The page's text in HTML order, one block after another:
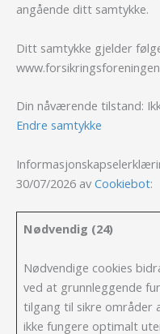
angående ditt samtykke.
Ditt samtykke gjelder
Din nåværende tilstand:
Endre samtykke
30/07/2026 av Cookiebot:
Nødvendig (24)
Nødvendige cookies
ved at grunnleggende
tilgang til sikre områder
ikke fungere optimalt